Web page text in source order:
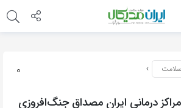
0
درمانی ایران مصداق جنگ‌افروزی